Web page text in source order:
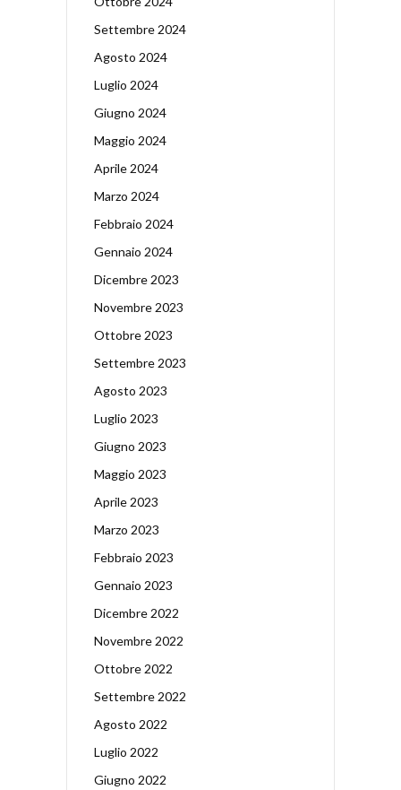
Settembre 2024
Agosto 2024
Luglio 2024
Giugno 2024
Maggio 2024
Aprile 2024
Marzo 2024
Febbraio 2024
Gennaio 2024
Dicembre 2023
Novembre 2023
Ottobre 2023
Settembre 2023
Agosto 2023
Luglio 2023
Giugno 2023
Maggio 2023
Aprile 2023
Marzo 2023
Febbraio 2023
Gennaio 2023
Dicembre 2022
Novembre 2022
Ottobre 2022
Settembre 2022
Agosto 2022
Luglio 2022
Giugno 2022